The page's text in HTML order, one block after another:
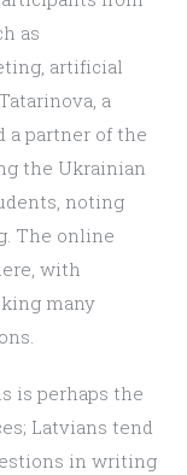
as
artificial
a
a partner of the
the Ukrainian
noting
The online
with
many
is perhaps the
Latvians tend
in writing